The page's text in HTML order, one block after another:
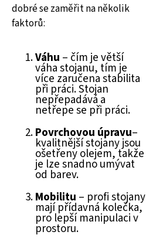
dobré se zaměřit na několik
faktorů:
Váhu – čím je větší
váha stojanu, tím je
více zaručena stabilita
při práci. Stojan
nepřepadává a
netřepe se při práci.
Povrchovou úpravu–
kvalitnější stojany jsou
ošetřeny olejem, takže
je lze snadno umývat
od barev.
Mobilitu – profi stojany
mají přídavná kolečka,
pro lepší manipulaci v
prostoru.